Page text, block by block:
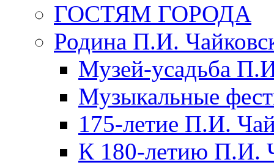
ГОСТЯМ ГОРОДА
Родина П.И.
Музей-усадьба
Музыкальные
175-летие П.И.
К 180-летию П.И.